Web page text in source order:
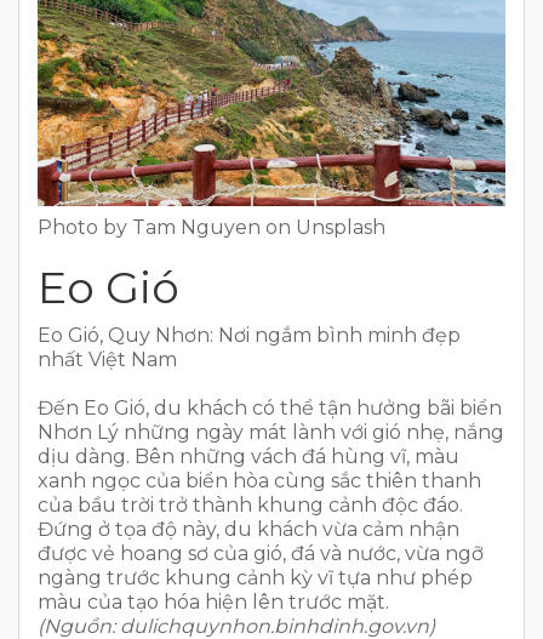
Photo by Tam Nguyen on Unsplash
Eo Gió
Eo Gió, Quy Nhơn: Nơi ngắm bình minh đẹp
nhất Việt Nam
Đến Eo Gió, du khách có thể tận hưởng bãi biển
Nhơn Lý những ngày mát lành với gió nhẹ, nắng
dịu dàng. Bên những vách đá hùng vĩ, màu
xanh ngọc của biển hòa cùng sắc thiên thanh
của bầu trời trở thành khung cảnh độc đáo.
Đứng ở tọa độ này, du khách vừa cảm nhận
được vẻ hoang sơ của gió, đá và nước, vừa ngỡ
ngàng trước khung cảnh kỳ vĩ tựa như phép
màu của tạo hóa hiện lên trước mặt.
(Nguồn: dulichquynhon.binhdinh.gov.vn)